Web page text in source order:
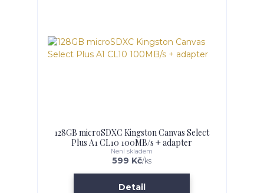
128GB microSDXC Kingston Canvas Select
Plus A1 CL10 100MB/s + adapter
599 Kč/ks
Není skladem
Detail